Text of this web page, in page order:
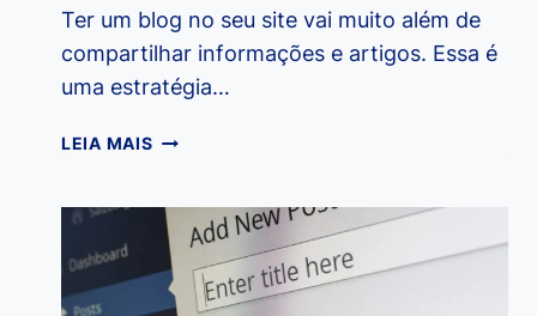
Ter um blog no seu site vai muito além de
compartilhar informações e artigos. Essa é
uma estratégia…
LEIA MAIS10
VOCÊ
TER
UM
BLOG